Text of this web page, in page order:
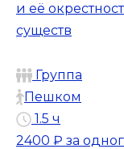
и её
существ
Группа
Пешком
1.5 ч
2400 ₽ за